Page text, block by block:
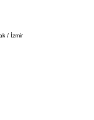
/ İzmir